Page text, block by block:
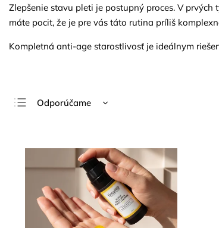
Zlepšenie stavu pleti je postupný proces. V
máte pocit, že je pre vás táto rutina príliš
Kompletná anti-age starostlivosť je ideálnym
Odporúčame
Najpredávanejšie